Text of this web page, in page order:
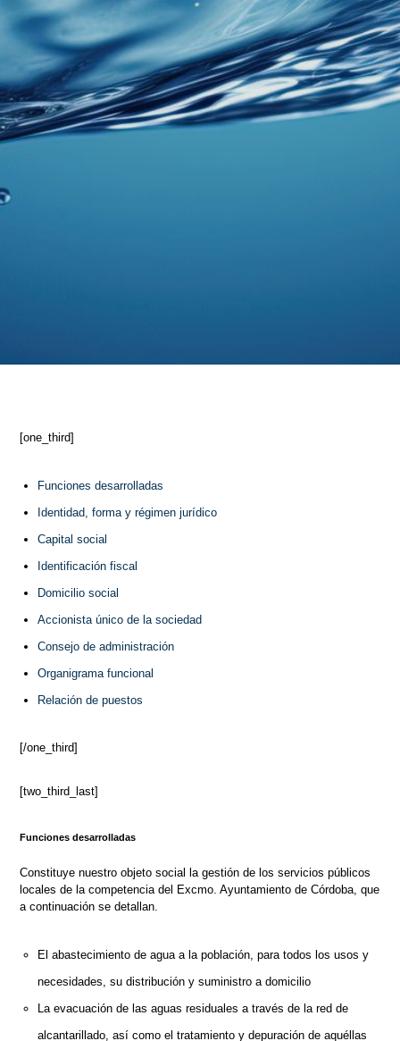
[one_third]
Funciones desarrolladas
Identidad, forma y régimen jurídico
Capital social
Identificación fiscal
Domicilio social
Accionista único de la sociedad
Consejo de administración
Organigrama funcional
Relación de puestos
[/one_third]
[two_third_last]
Funciones desarrolladas
Constituye nuestro objeto social la gestión de los servicios públicos
locales de la competencia del Excmo. Ayuntamiento de Córdoba, que
a continuación se detallan.
El abastecimiento de agua a la población, para todos los usos y
necesidades, su distribución y suministro a domicilio
La evacuación de las aguas residuales a través de la red de
alcantarillado, así como el tratamiento y depuración de aquéllas